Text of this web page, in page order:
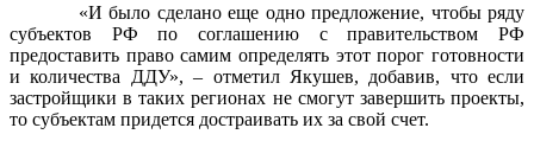
«И было сделано еще одно предложение, чтобы ряду
субъектов РФ по соглашению с правительством РФ
предоставить право самим определять этот порог готовности
и количества ДДУ», – отметил Якушев, добавив, что если
застройщики в таких регионах не смогут завершить проекты,
то субъектам придется достраивать их за свой счет.